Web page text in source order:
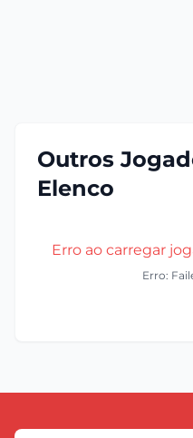
Outros
Elenco
Erro ao carregar
Erro: